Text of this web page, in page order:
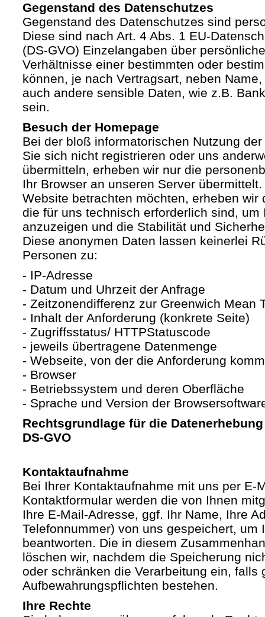
Gegenstand des Datenschutzes
Gegenstand des Datenschutzes sind
Diese sind nach Art. 4 Abs. 1 EU-
(DS-GVO) Einzelangaben über
Verhältnisse einer bestimmten oder
können, je nach Vertragsart, neben
auch andere sensible Daten, wie z.B.
sein.
Besuch der Homepage
Bei der bloß informatorischen Nutzung
Sie sich nicht registrieren oder uns
übermitteln, erheben wir nur die
Ihr Browser an unseren Server
Website betrachten möchten, erheben wir
die für uns technisch erforderlich sind, um
anzuzeigen und die Stabilität und
Diese anonymen Daten lassen keinerlei
Personen zu:
- IP-Adresse
- Datum und Uhrzeit der Anfrage
- Zeitzonendifferenz zur Greenwich Mean
- Inhalt der Anforderung (konkrete Seite)
- Zugriffsstatus/ HTTPStatuscode
- jeweils übertragene Datenmenge
- Webseite, von der die Anforderung
- Browser
- Betriebssystem und deren Oberfläche
- Sprache und Version der
Rechtsgrundlage für die
DS-GVO
Kontaktaufnahme
Bei Ihrer Kontaktaufnahme mit uns per E-
Kontaktformular werden die von Ihnen
Ihre E-Mail-Adresse, ggf. Ihr Name, Ihre
Telefonnummer) von uns gespeichert, um
beantworten. Die in diesem
löschen wir, nachdem die Speicherung
oder schränken die Verarbeitung ein, falls
Aufbewahrungspflichten bestehen.
Ihre Rechte